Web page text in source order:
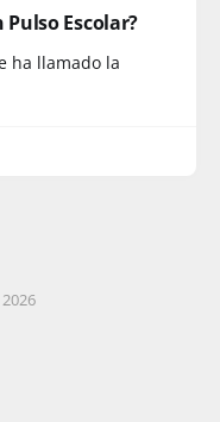
Escolar?
ha llamado la